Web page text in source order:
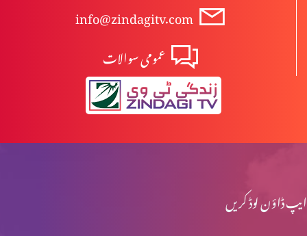
مخالفِ مسیح کے ظہور کی علامات (حصہ 2)
مخلفِ مسیح کے ظہور کی علامات (حصہ 1)
نوح کے ایام اور آج کے ایام میں مماثلت (حصہ 2)
نوح کے ایام اور آج کے ایام میں مماثلت (حصہ 1)
info@zindagitv.com
عمومی سوالات
ایپ ڈاؤن لوڈ کریں